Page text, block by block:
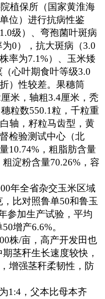
植保所（国家黄淮海
位）进行抗病性鉴
1.0级）、弯孢菌叶斑病
为0），抗大斑病（3.0
率为7.1%）、玉米矮
心叶期食叶等级3.0
）性较差。果穗筒
厘米 ，轴粗3.4厘米 ，秃
粒数550.1粒，千粒重
轴，籽粒马齿型，黄
检验测试中心（北
10.74% ，粗脂肪含量
粗淀粉含量70.26% ，容
年全省杂交玉米区域
，比对照鲁单50和鲁玉
参加生产试验，平均
50增产6.6%。
株/亩，高产开发田也
茎秆生长速度较快，
增强茎秆柔韧性，防
1:4 ，父本比母本齐